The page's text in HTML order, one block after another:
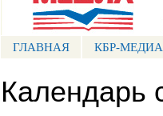
ГЛАВНАЯ КБР-МЕДИА
Календарь